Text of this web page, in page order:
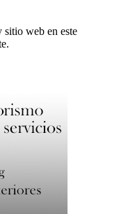
sitio web en este